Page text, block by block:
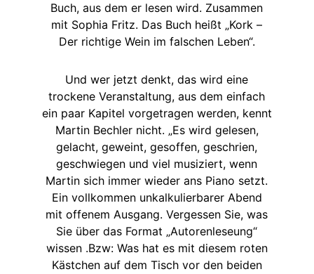
Buch, aus dem er lesen wird. Zusammen
mit Sophia Fritz. Das Buch heißt „Kork –
Der richtige Wein im falschen Leben“.
Und wer jetzt denkt, das wird eine
trockene Veranstaltung, aus dem einfach
ein paar Kapitel vorgetragen werden, kennt
Martin Bechler nicht. „Es wird gelesen,
gelacht, geweint, gesoffen, geschrien,
geschwiegen und viel musiziert, wenn
Martin sich immer wieder ans Piano setzt.
Ein vollkommen unkalkulierbarer Abend
mit offenem Ausgang. Vergessen Sie, was
Sie über das Format „Autorenleseung“
wissen .Bzw: Was hat es mit diesem roten
Kästchen auf dem Tisch vor den beiden